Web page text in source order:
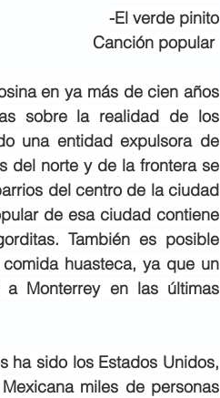
-El verde pinito
Canción popular
en ya más de cien años
sobre la realidad de los
una entidad expulsora de
del norte y de la frontera se
del centro de la ciudad
de esa ciudad contiene
También es posible
huasteca, ya que un
Monterrey en las últimas
ha sido los Estados Unidos,
miles de personas